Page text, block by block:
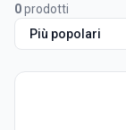
0prodotti